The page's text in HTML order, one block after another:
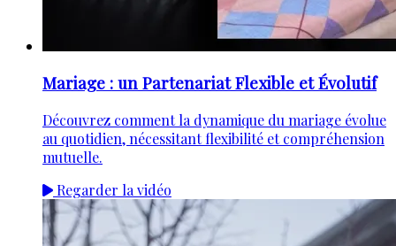
Mariage : un Partenariat Flexible et Évolutif
Découvrez comment la dynamique du mariage évolue
au quotidien, nécessitant flexibilité et compréhension
mutuelle.
Regarder la vidéo